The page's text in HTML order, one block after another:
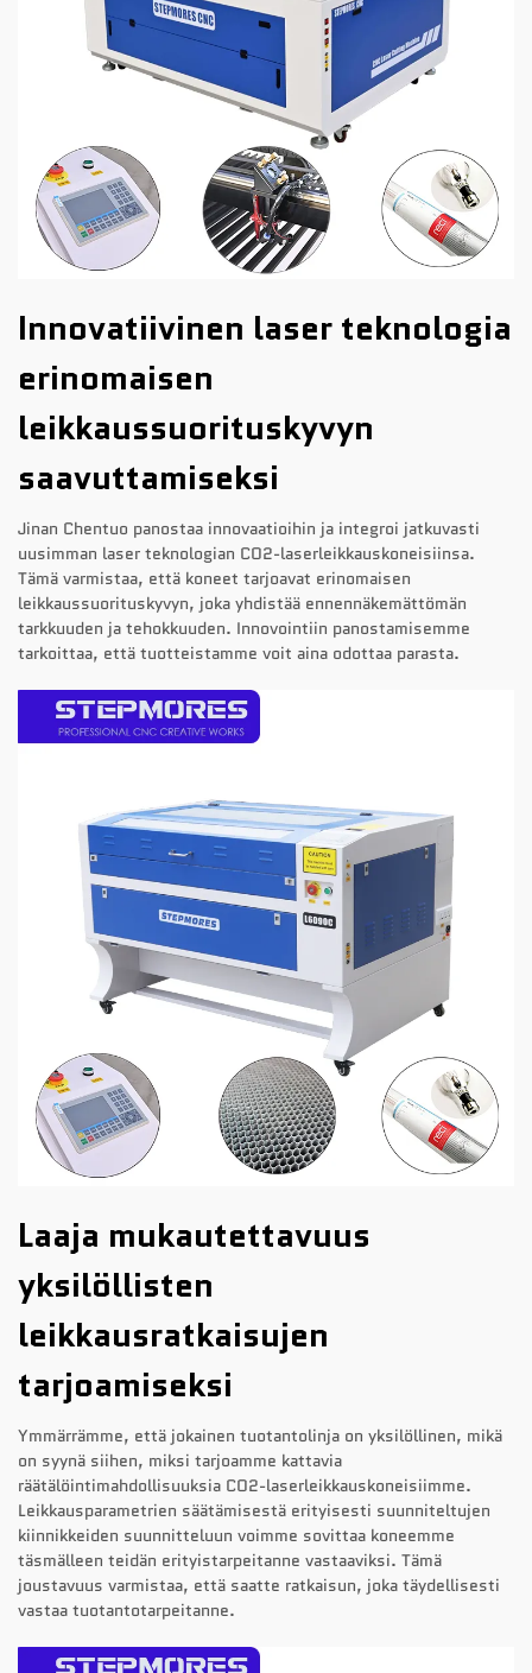
Innovatiivinen laser teknologia
erinomaisen
leikkaussuorituskyvyn
saavuttamiseksi
Jinan Chentuo panostaa innovaatioihin ja integroi jatkuvasti
uusimman laser teknologian CO2-laserleikkauskoneisiinsa.
Tämä varmistaa, että koneet tarjoavat erinomaisen
leikkaussuorituskyvyn, joka yhdistää ennennäkemättömän
tarkkuuden ja tehokkuuden. Innovointiin panostamisemme
tarkoittaa, että tuotteistamme voit aina odottaa parasta.
Laaja mukautettavuus
yksilöllisten
leikkausratkaisujen
tarjoamiseksi
Ymmärrämme, että jokainen tuotantolinja on yksilöllinen, mikä
on syynä siihen, miksi tarjoamme kattavia
räätälöintimahdollisuuksia CO2-laserleikkauskoneisiimme.
Leikkausparametrien säätämisestä erityisesti suunniteltujen
kiinnikkeiden suunnitteluun voimme sovittaa koneemme
täsmälleen teidän erityistarpeitanne vastaaviksi. Tämä
joustavuus varmistaa, että saatte ratkaisun, joka täydellisesti
vastaa tuotantotarpeitanne.